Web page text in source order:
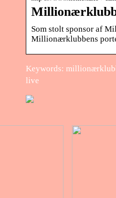
Som stolt sponsor af
Millionærklubbens
Keywords:
live